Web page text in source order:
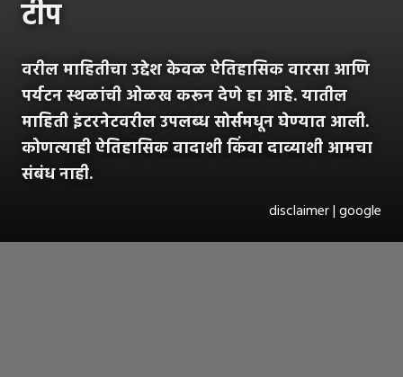
टीप
वरील माहितीचा उद्देश केवळ ऐतिहासिक वारसा आणि
पर्यटन स्थळांची ओळख करून देणे हा आहे. यातील
माहिती इंटरनेटवरील उपलब्ध सोर्समधून घेण्यात आली.
कोणत्याही ऐतिहासिक वादाशी किंवा दाव्याशी आमचा
संबंध नाही.
disclaimer | google